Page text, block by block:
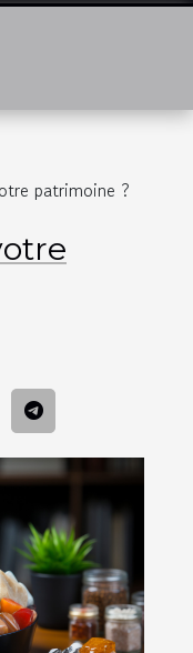
patrimoine ?